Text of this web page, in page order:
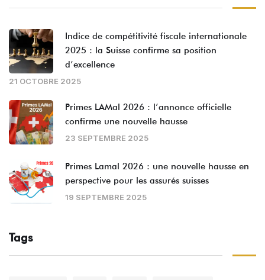
Indice de compétitivité fiscale internationale
2025 : la Suisse confirme sa position
d’excellence
21 OCTOBRE 2025
Primes LAMal 2026 : l’annonce officielle
confirme une nouvelle hausse
23 SEPTEMBRE 2025
Primes Lamal 2026 : une nouvelle hausse en
perspective pour les assurés suisses
19 SEPTEMBRE 2025
Tags